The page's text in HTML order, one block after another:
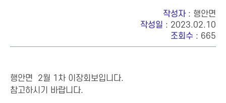
작성자: 행안면
작성일 : 2023.02.10
조회수 : 665
행안면 2월 1차 이장회보입니다.
참고하시기 바랍니다.